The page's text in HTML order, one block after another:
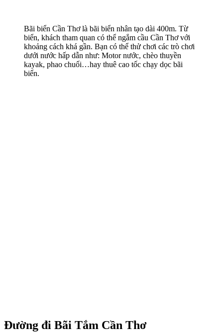
Bãi biển Cần Thơ là bãi biển nhân tạo dài 400m. Từ
biển, khách tham quan có thể ngắm cầu Cần Thơ với
khoảng cách khá gần. Bạn có thể thử chơi các trò chơi
dưới nước hấp dẫn như: Motor nước, chèo thuyền
kayak, phao chuối…hay thuê cao tốc chạy dọc bãi
biển.
Đường đi Bãi Tắm Cần Thơ